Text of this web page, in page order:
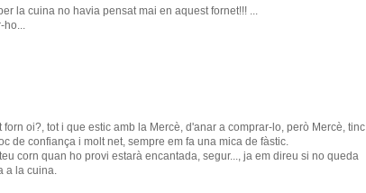
la cuina no havia pensat mai en aquest fornet!!! ...
ho...
oi?, tot i que estic amb la Mercè, d'anar a comprar-lo, però Mercè, tinc
de confiança i molt net, sempre em fa una mica de fàstic.
corn quan ho provi estarà encantada, segur..., ja em direu si no queda
a la cuina.